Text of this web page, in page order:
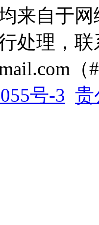
来自于
处理，
（
号-3 贵